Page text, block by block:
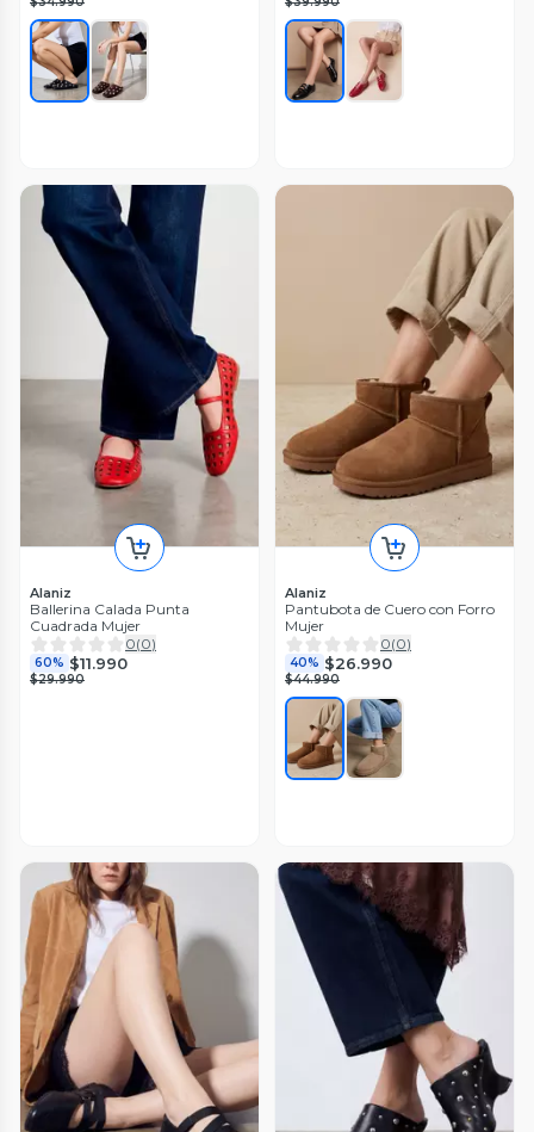
Alaniz
Ballerina Calada Punta
Cuadrada Mujer
0(0)
60% $11.990
$29.990
Alaniz
Pantubota de Cuero con Forro
Mujer
0(0)
40% $26.990
$44.990